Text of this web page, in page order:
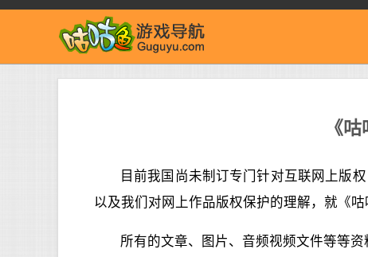
《
目前我国尚未制订专门针对互联网上版
以及我们对网上作品版权保护的理解，就《
所有的文章、图片、音频视频文件等等资